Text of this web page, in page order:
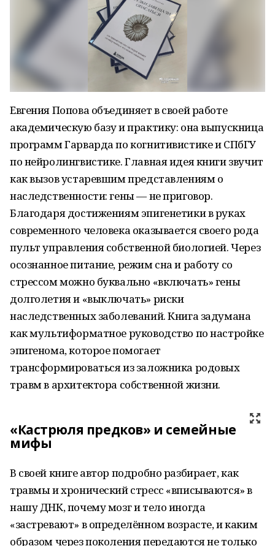
Евгения Попова объединяет в своей работе
академическую базу и практику: она выпускница
программ Гарварда по когнитивистике и СПбГУ
по нейролингвистике. Главная идея книги звучит
как вызов устаревшим представлениям о
наследственности: гены — не приговор.
Благодаря достижениям эпигенетики в руках
современного человека оказывается своего рода
пульт управления собственной биологией. Через
осознанное питание, режим сна и работу со
стрессом можно буквально «включать» гены
долголетия и «выключать» риски
наследственных заболеваний. Книга задумана
как мультиформатное руководство по настройке
эпигенома, которое помогает
трансформироваться из заложника родовых
травм в архитектора собственной жизни.
«Кастрюля предков» и семейные
мифы
В своей книге автор подробно разбирает, как
травмы и хронический стресс «вписываются» в
нашу ДНК, почему мозг и тело иногда
«застревают» в определённом возрасте, и каким
образом через поколения передаются не только